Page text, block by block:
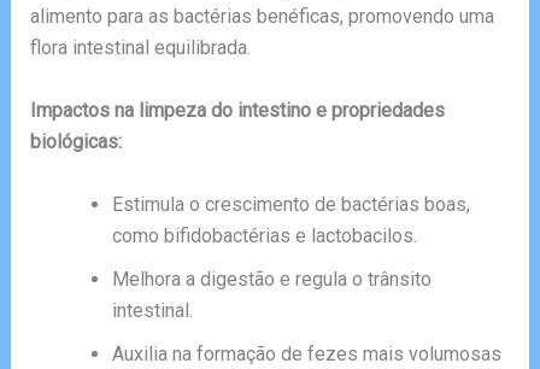
alimento para as bactérias benéficas, promovendo uma
flora intestinal equilibrada.
Impactos na limpeza do intestino e propriedades
biológicas:
Estimula o crescimento de bactérias boas,
como bifidobactérias e lactobacilos.
Melhora a digestão e regula o trânsito
intestinal.
Auxilia na formação de fezes mais volumosas